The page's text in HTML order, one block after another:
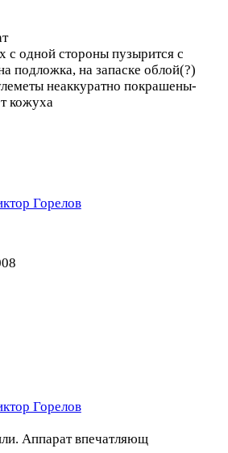
с одной стороны пузырится с
подложка, на запаске облой(?)
неаккуратно покрашены-
кожуха
Горелов
Горелов
Аппарат впечатляющ